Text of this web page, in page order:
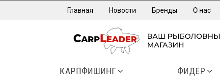
Главная Новости Бренды О нас
КАРПФИШИНГ ФИДЕР